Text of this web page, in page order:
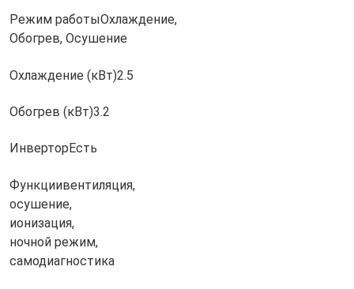
Режим работыОхлаждение,
Обогрев, Осушение
Охлаждение (кВт)2.5
Обогрев (кВт)3.2
Инвертор Есть
Функциивентиляция,
осушение,
ионизация,
ночной режим,
самодиагностика